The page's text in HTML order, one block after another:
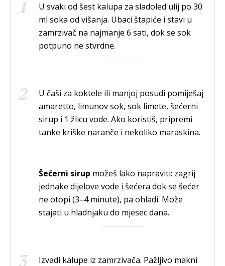
U svaki od šest kalupa za sladoled ulij po 30
ml soka od višanja. Ubaci štapiće i stavi u
zamrzivač na najmanje 6 sati, dok se sok
potpuno ne stvrdne.
U čaši za koktele ili manjoj posudi pomiješaj
amaretto, limunov sok, sok limete, šećerni
sirup i 1 žlicu vode. Ako koristiš, pripremi
tanke kriške naranče i nekoliko maraskina.
Šećerni sirup možeš lako napraviti: zagrij
jednake dijelove vode i šećera dok se šećer
ne otopi (3–4 minute), pa ohladi. Može
stajati u hladnjaku do mjesec dana.
Izvadi kalupe iz zamrzivača. Pažljivo makni